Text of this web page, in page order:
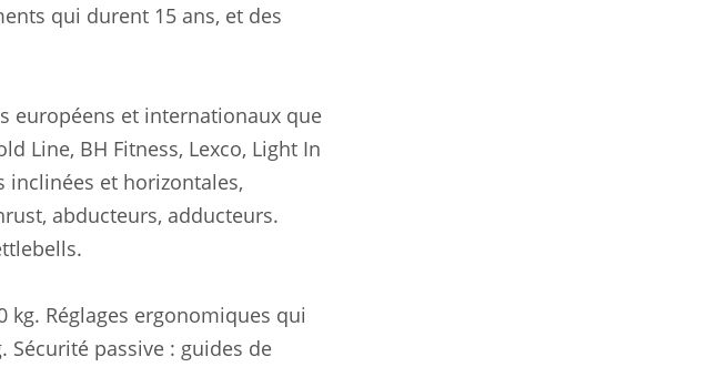
qui durent 15 ans, et des
européens et internationaux que
Line, BH Fitness, Lexco, Light In
inclinées et horizontales,
abducteurs, adducteurs.
Réglages ergonomiques qui
Sécurité passive : guides de